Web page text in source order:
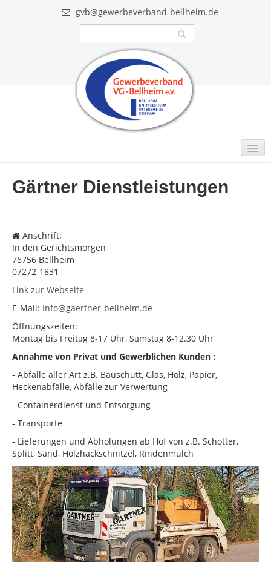
gvb@gewerbeverband-bellheim.de
MITGLIEDER
VIDEO
AKTUELLES
KONTAKT
Impressum
Datenschutz
Gärtner Dienstleistungen
Anschrift:
In den Gerichtsmorgen
76756 Bellheim
07272-1831
Link zur Webseite
E-Mail: Info@gaertner-bellheim.de
Öffnungszeiten:
Montag bis Freitag 8-17 Uhr, Samstag 8-12.30 Uhr
Annahme von Privat und Gewerblichen Kunden :
- Abfälle aller Art z.B. Bauschutt, Glas, Holz, Papier,
Heckenabfälle, Abfälle zur Verwertung
- Containerdienst und Entsorgung
- Transporte
- Lieferungen und Abholungen ab Hof von z.B. Schotter,
Splitt, Sand, Holzhackschnitzel, Rindenmulch